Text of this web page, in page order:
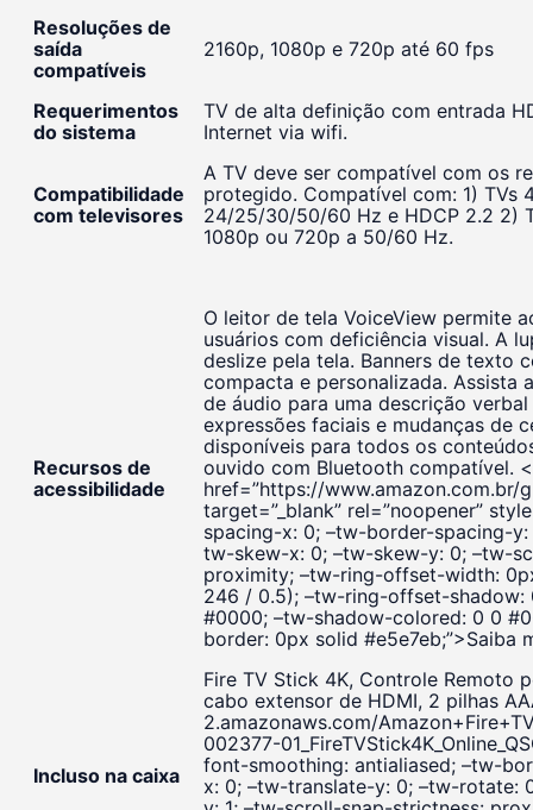
Resoluções de
saída
compatíveis
2160p, 1080p e 720p até 60 fps
Requerimentos
do sistema
TV de alta definição com entrada
Internet via wifi.
Compatibilidade
com televisores
A TV deve ser compatível com os
protegido. Compatível com: 1) TVs
24/25/30/50/60 Hz e HDCP 2.2 2)
1080p ou 720p a 50/60 Hz.
Recursos de
acessibilidade
O leitor de tela VoiceView permite
usuários com deficiência visual. A
deslize pela tela. Banners de texto
compacta e personalizada. Assista
de áudio para uma descrição
expressões faciais e mudanças de
disponíveis para todos os
ouvido com Bluetooth compatível.
href=”https://www.amazon.com.br/
target=”_blank” rel=”noopener”
spacing-x: 0; –tw-border-spacing-
tw-skew-x: 0; –tw-skew-y: 0; –tw-
proximity; –tw-ring-offset-width:
246 / 0.5); –tw-ring-offset-
#0000; –tw-shadow-colored: 0 0
border: 0px solid #e5e7eb;”>Saiba
Incluso na caixa
Fire TV Stick 4K, Controle Remoto
cabo extensor de HDMI, 2 pilhas
2.amazonaws.com/
002377-
font-smoothing: antialiased; –tw-
x: 0; –tw-translate-y: 0; –tw-rotate: